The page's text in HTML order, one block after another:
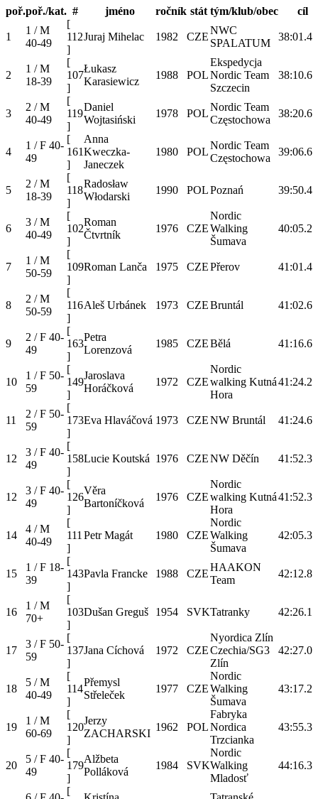
poř.poř./kat. # jméno ročník stát tým/klub/obec cíl
1
1 / M
40-49
[
112
]
Juraj Mihelac 1982 CZE
NWC
SPALATUM
38:01.4
2
1 / M
18-39
[
107
]
Łukasz
Karasiewicz
1988 POL
Ekspedycja
Nordic Team
Szczecin
38:10.6
3
2 / M
40-49
[
119
]
Daniel
Wojtasiński
1978 POL
Nordic Team
Częstochowa
38:20.6
4
1 / F 40-
49
[
161
]
Anna
Kweczka-
Janeczek
1980 POL
Nordic Team
Częstochowa
39:06.6
5
2 / M
18-39
[
118
]
Radosław
Włodarski
1990 POLPoznań 39:50.4
6
3 / M
40-49
[
102
]
Roman
Čtvrtník
1976 CZE
Nordic
Walking
Šumava
40:05.2
7
1 / M
50-59
[
109
]
Roman Lanča 1975 CZEPřerov 41:01.4
8
2 / M
50-59
[
116
]
Aleš Urbánek 1973 CZEBruntál 41:02.6
9
2 / F 40-
49
[
163
]
Petra
Lorenzová
1985 CZEBělá 41:16.6
10
1 / F 50-
59
[
149
]
Jaroslava
Horáčková
1972 CZE
Nordic
walking Kutná
Hora
41:24.2
11
2 / F 50-
59
[
173
]
Eva Hlaváčová 1973 CZENW Bruntál 41:24.6
12
3 / F 40-
49
[
158
]
Lucie Koutská 1976 CZENW Děčín 41:52.3
12
3 / F 40-
49
[
126
]
Věra
Bartoníčková
1976 CZE
Nordic
walking Kutná
Hora
41:52.3
14
4 / M
40-49
[
111
]
Petr Magát 1980 CZE
Nordic
Walking
Šumava
42:05.3
15
1 / F 18-
39
[
143
]
Pavla Francke 1988 CZE
HAAKON
Team
42:12.8
16
1 / M
70+
[
103
]
Dušan Greguš 1954 SVKTatranky 42:26.1
17
3 / F 50-
59
[
137
]
Jana Cíchová 1972 CZE
Nyordica Zlín
Czechia/SG3
Zlín
42:27.0
18
5 / M
40-49
[
114
]
Přemysl
Střeleček
1977 CZE
Nordic
Walking
Šumava
43:17.2
19
1 / M
60-69
[
120
]
Jerzy
ZACHARSKI
1962 POL
Fabryka
Nordica
Trzcianka
43:55.3
20
5 / F 40-
49
[
179
]
Alžbeta
Polláková
1984 SVK
Nordic
Walking
Mladosť
44:16.3
[